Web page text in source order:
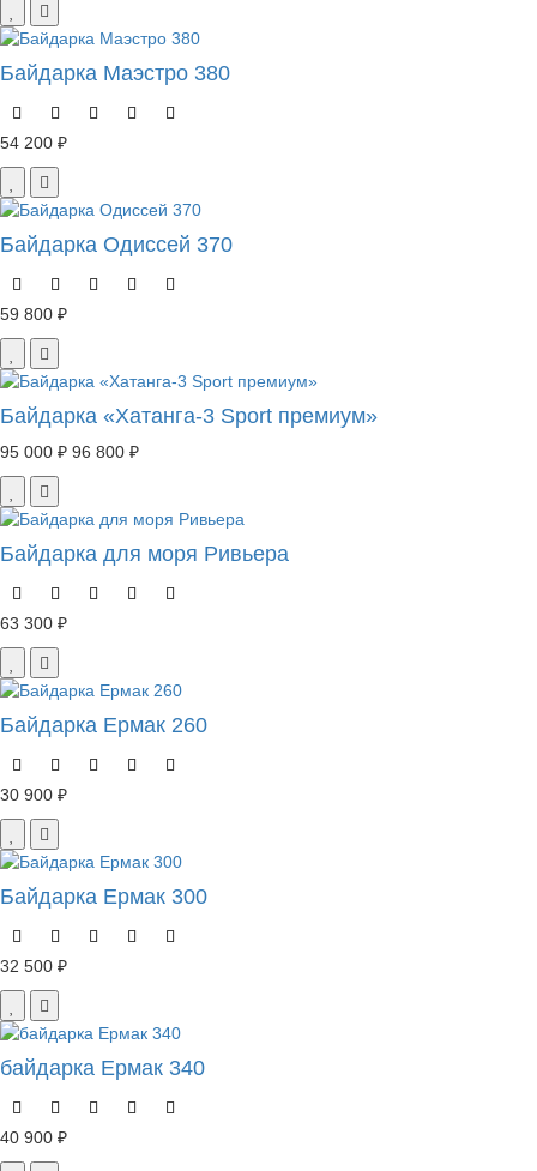
Байдарка Маэстро 380
54 200 ₽
Байдарка Одиссей 370
59 800 ₽
Байдарка «Хатанга-3 Sport премиум»
95 000 ₽ 96 800 ₽
Байдарка для моря Ривьера
63 300 ₽
Байдарка Ермак 260
30 900 ₽
Байдарка Ермак 300
32 500 ₽
байдарка Ермак 340
40 900 ₽